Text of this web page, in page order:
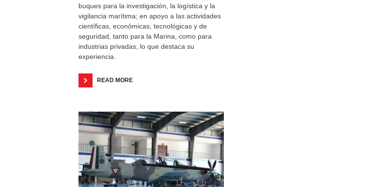
buques para la investigación, la logística y la
vigilancia marítima; en apoyo a las actividades
científicas, económicas, tecnológicas y de
seguridad, tanto para la Marina, como para
industrias privadas, lo que destaca su
experiencia.
READ MORE